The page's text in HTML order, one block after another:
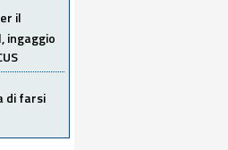
il
ingaggio
di farsi